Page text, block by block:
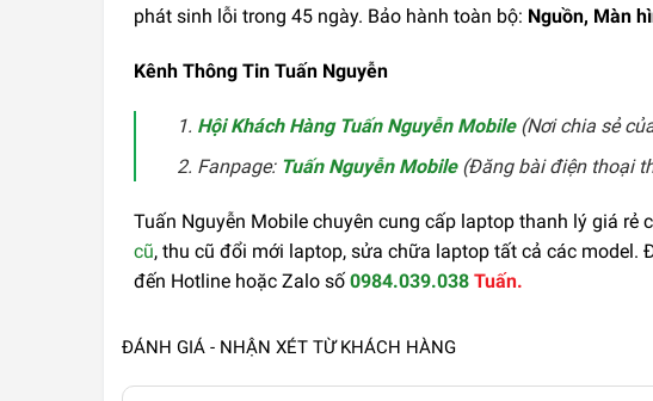
phát sinh lỗi trong 45 ngày. Bảo hành toàn bộ: Nguồn, Màn
Kênh Thông Tin Tuấn Nguyễn
Hội Khách Hàng Tuấn Nguyễn Mobile(Nơi chia sẻ
Fanpage: Tuấn Nguyễn Mobile(Đăng bài điện thoại
Tuấn Nguyễn Mobile chuyên cung cấp laptop thanh lý giá rẻ
cũ, thu cũ đổi mới laptop, sửa chữa laptop tất cả các model.
đến Hotline hoặc Zalo số 0984.039.038 Tuấn.
ĐÁNH GIÁ - NHẬN XÉT TỪ KHÁCH HÀNG